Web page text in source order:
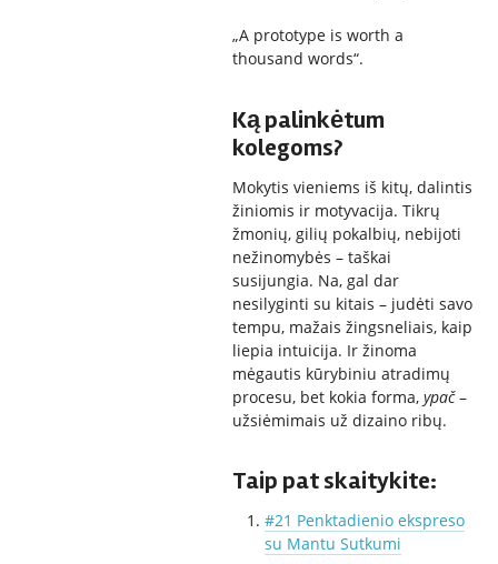
„A prototype is worth a
thousand words“.
Ką palinkėtum
kolegoms?
Mokytis vieniems iš kitų, dalintis
žiniomis ir motyvacija. Tikrų
žmonių, gilių pokalbių, nebijoti
nežinomybės – taškai
susijungia. Na, gal dar
nesilyginti su kitais – judėti savo
tempu, mažais žingsneliais, kaip
liepia intuicija. Ir žinoma
mėgautis kūrybiniu atradimų
procesu, bet kokia forma, ypač–
užsiėmimais už dizaino ribų.
Taip pat skaitykite:
#21 Penktadienio ekspreso
su Mantu Sutkumi